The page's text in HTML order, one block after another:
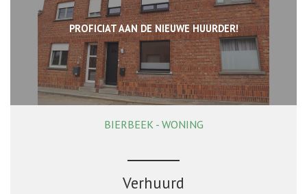
PROFICIAT AAN DE NIEUWE HUURDER!
138 m² 4 1
BIERBEEK - WONING
Verhuurd